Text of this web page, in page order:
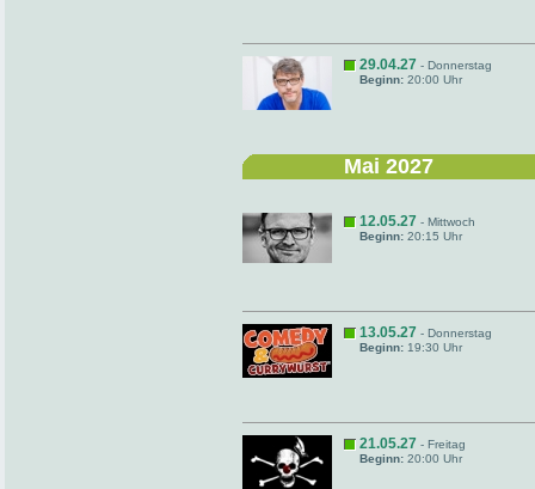
29.04.27 - Donnerstag
Beginn: 20:00 Uhr
Mai 2027
12.05.27 - Mittwoch
Beginn: 20:15 Uhr
13.05.27 - Donnerstag
Beginn: 19:30 Uhr
21.05.27 - Freitag
Beginn: 20:00 Uhr